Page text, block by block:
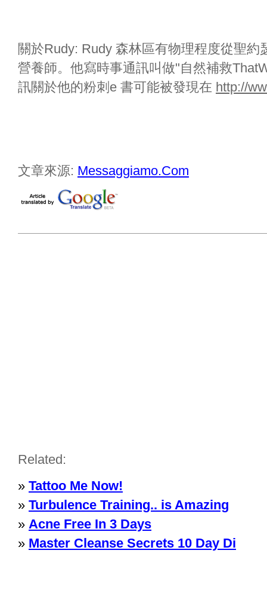
關於Rudy: Rudy 森林區有物理程度從聖
營養師。他寫時事通訊叫做"自然補救
訊關於他的粉刺e 書可能被發現在 http://
文章來源: Messaggiamo.Com
Related:
» Tattoo Me Now!
» Turbulence Training.. is Amazing
» Acne Free In 3 Days
» Master Cleanse Secrets 10 Day Di